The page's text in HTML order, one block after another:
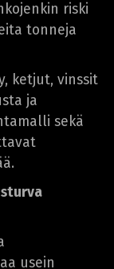
riski
tonneja
ketjut, vinssit
ja
sekä
usein